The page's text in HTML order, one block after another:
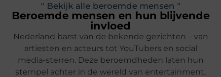
" Bekijk alle beroemde mensen "
Beroemde mensen en hun blijvende
invloed
Nederland barst van de bekende gezichten – van
artiesten en acteurs tot YouTubers en social
media-sterren. Deze beroemdheden laten hun
stempel achter in de wereld van entertainment,